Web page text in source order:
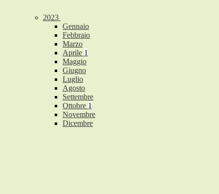
2023
Gennaio
Febbraio
Marzo
Aprile 1
Maggio
Giugno
Luglio
Agosto
Settembre
Ottobre 1
Novembre
Dicembre